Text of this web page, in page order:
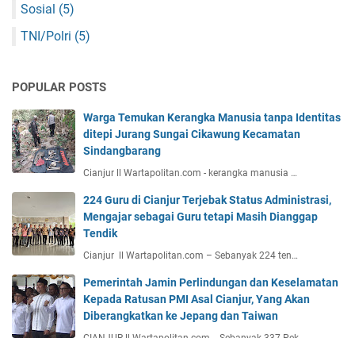
Sosial (5)
TNI/Polri (5)
POPULAR POSTS
Warga Temukan Kerangka Manusia tanpa Identitas
ditepi Jurang Sungai Cikawung Kecamatan
Sindangbarang
Cianjur ll Wartapolitan.com - kerangka manusia …
224 Guru di Cianjur Terjebak Status Administrasi,
Mengajar sebagai Guru tetapi Masih Dianggap
Tendik
Cianjur ll Wartapolitan.com – Sebanyak 224 ten…
Pemerintah Jamin Perlindungan dan Keselamatan
Kepada Ratusan PMI Asal Cianjur, Yang Akan
Diberangkatkan ke Jepang dan Taiwan